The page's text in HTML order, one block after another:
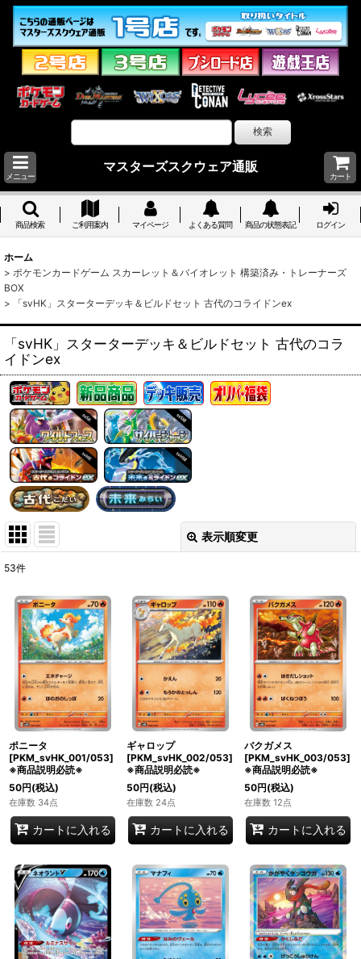
メニュー
マスターズスクウェア通販
カート
商品検索 ご利用案内 マイページ よくある質問 商品の状態表記 ログイン
ホーム
> ポケモンカードゲーム スカーレット＆バイオレット 構築済み・トレーナーズ
BOX
>
「svHK」スターターデッキ＆ビルドセット 古代のコライドンex
「svHK」スターターデッキ＆ビルドセット 古代のコラ
イドンex
表示順変更
在庫あり
並び順:
絞り込む
53件
ポニータ
[PKM_svHK_001/053]
※商品説明必読※
50円(税込)
在庫数 34点
カートに入れる
ギャロップ
[PKM_svHK_002/053]
※商品説明必読※
50円(税込)
在庫数 24点
カートに入れる
バクガメス
[PKM_svHK_003/053]
※商品説明必読※
50円(税込)
在庫数 12点
カートに入れる